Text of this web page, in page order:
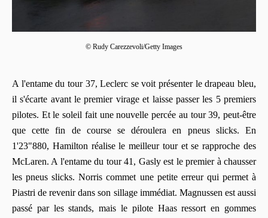
© Rudy Carezzevoli/Getty Images
A l'entame du tour 37, Leclerc se voit présenter le drapeau bleu,
il s'écarte avant le premier virage et laisse passer les 5 premiers
pilotes. Et le soleil fait une nouvelle percée au tour 39, peut-être
que cette fin de course se déroulera en pneus slicks. En
1'23"880, Hamilton réalise le meilleur tour et se rapproche des
McLaren. A l'entame du tour 41, Gasly est le premier à chausser
les pneus slicks. Norris commet une petite erreur qui permet à
Piastri de revenir dans son sillage immédiat. Magnussen est aussi
passé par les stands, mais le pilote Haas ressort en gommes